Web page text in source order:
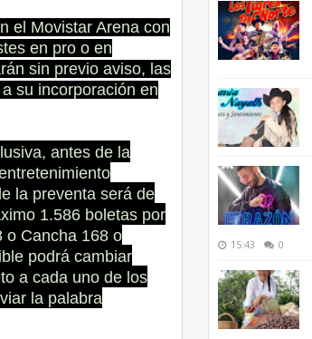
el Movistar Arena con
en pro o en
sin previo aviso, las
su incorporación en
antes de la
la preventa será de
1.586 boletas por
o Cancha 168 o
podrá cambiar
a cada uno de los
la palabra
15:43 0